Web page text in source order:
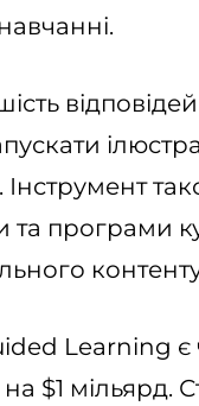
Інструмент
та програми
Learning є
на $1 мільярд.